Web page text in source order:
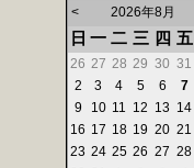
< 2026年8月
日 一 二 三 四 五
26 27 28 29 30 31
2
3 4 5 6 7
9
10 11 12 13 14
16 17 18 19 20 21
23 24 25 26 27 28